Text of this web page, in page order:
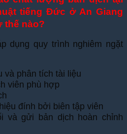
tiếng Đức ở An Giang
thế nào?
dụng quy trình nghiêm ngặt
và phân tích tài liệu
viên phù hợp
đính bởi biên tập viên
và gửi bản dịch hoàn chỉnh